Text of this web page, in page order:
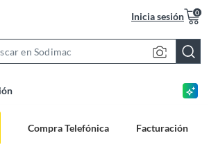
Inicia sesión 0
c
Compra Telefónica Facturación